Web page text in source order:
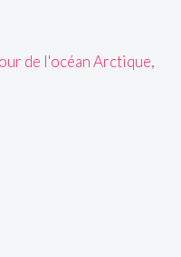
de l'océan Arctique,